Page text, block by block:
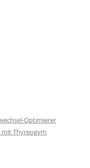
Optimierer
mit Thyreogym